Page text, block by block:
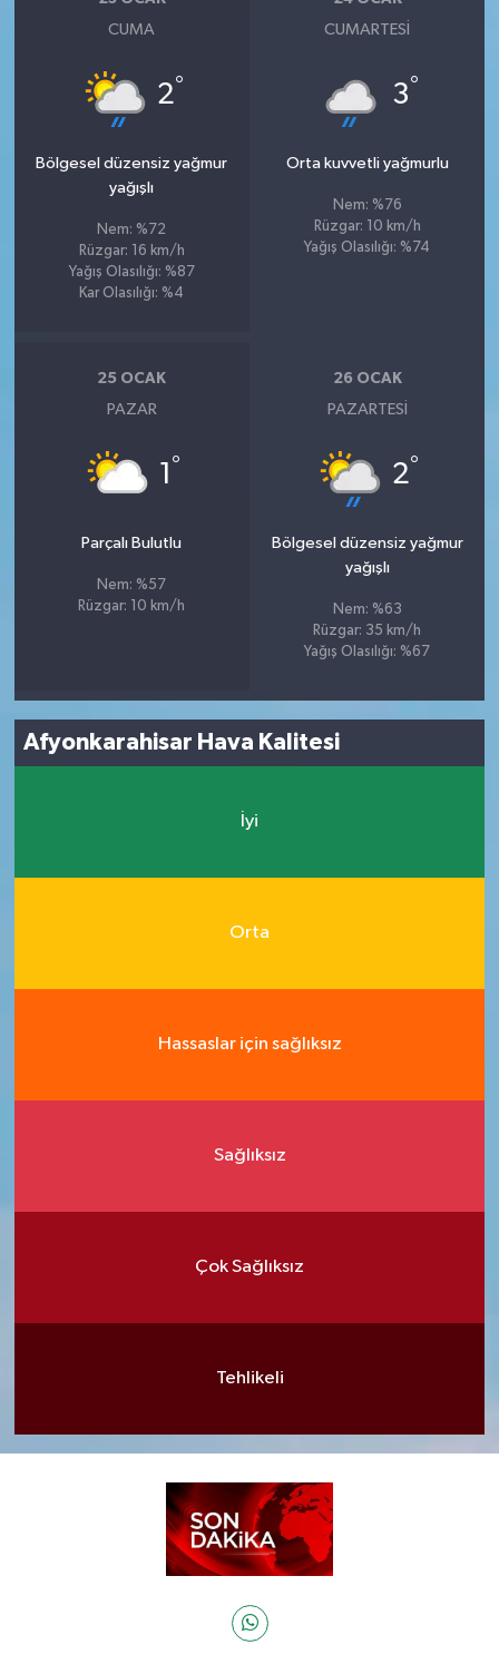
CUMA
2°
Bölgesel düzensiz yağmur
yağışlı
Nem: %72
Rüzgar: 16 km/h
Yağış Olasılığı: %87
Kar Olasılığı: %4
CUMARTESI
3°
Orta kuvvetli yağmurlu
Nem: %76
Rüzgar: 10 km/h
Yağış Olasılığı: %74
25 OCAK
PAZAR
1 °
Parçalı Bulutlu
Nem: %57
Rüzgar: 10 km/h
26 OCAK
PAZARTESI
2°
Bölgesel düzensiz yağmur
yağışlı
Nem: %63
Rüzgar: 35 km/h
Yağış Olasılığı: %67
Afyonkarahisar Hava Kalitesi
İyi
Orta
Hassaslar için sağlıksız
Sağlıksız
Çok Sağlıksız
Tehlikeli